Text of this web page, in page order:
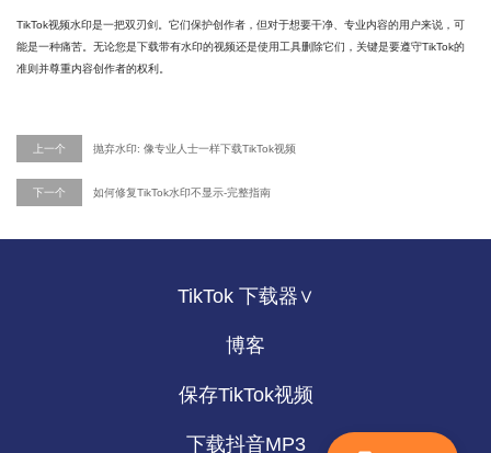
TikTok视频水印是一把双刃剑。它们保护创作者，但对于想要干净、专业内容的用户来说，可
能是一种痛苦。无论您是下载带有水印的视频还是使用工具删除它们，关键是要遵守TikTok的
准则并尊重内容创作者的权利。
上一个 抛弃水印: 像专业人士一样下载TikTok视频
下一个 如何修复TikTok水印不显示-完整指南
TikTok 下载器∨
博客
保存TikTok视频
下载抖音MP3